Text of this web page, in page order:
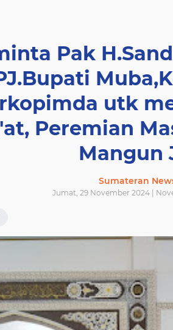
Pak
utk
Peremian
Mangun
Sumateran
Jumat, 29 November 2024 |